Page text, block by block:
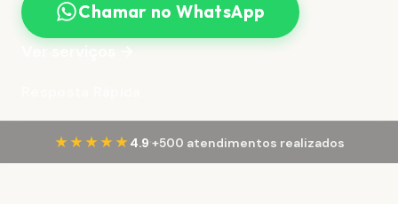
Chamar no WhatsApp
Ver serviços →
★★★★★ 4.9·+500 atendimentos realizados